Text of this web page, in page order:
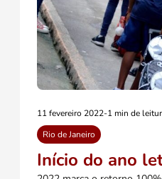
11 fevereiro 2022-1 min de
Rio de Janeiro
Início do ano